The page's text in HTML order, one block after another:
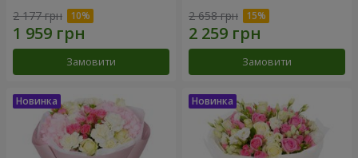
2 177 грн
Замовити
2 658 грн
Замовити